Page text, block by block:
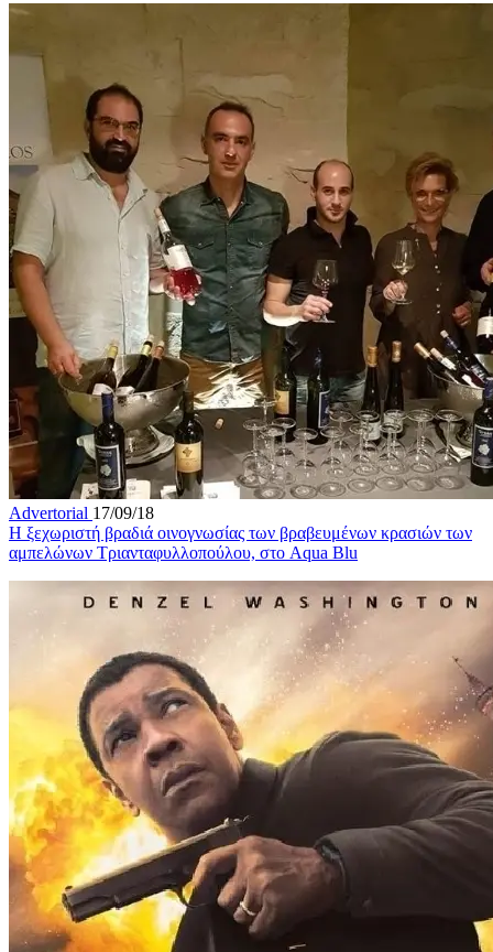
Advertorial 17/09/18
Η ξεχωριστή βραδιά οινογνωσίας των βραβευμένων κρασιών των
αμπελώνων Τριανταφυλλοπούλου, στο Aqua Blu